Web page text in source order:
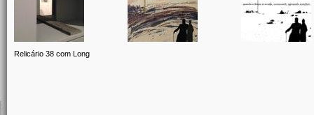
Relicário 38 com Long